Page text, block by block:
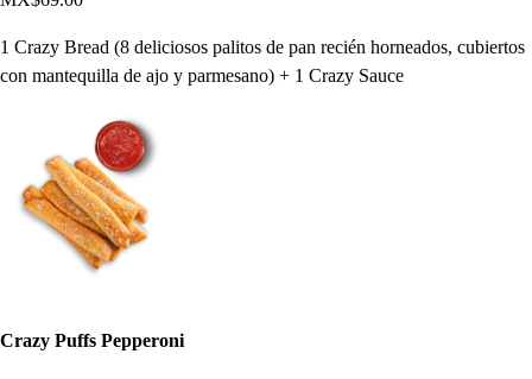
1 Crazy Bread (8 deliciosos palitos de pan recién horneados, cubiertos
con mantequilla de ajo y parmesano) + 1 Crazy Sauce
Crazy Puffs Pepperoni